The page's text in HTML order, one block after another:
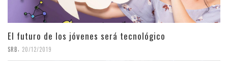
El futuro de los jóvenes será tecnológico
SRB, 20/12/2019